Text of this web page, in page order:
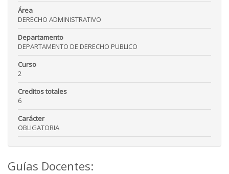
Área
DERECHO ADMINISTRATIVO
Departamento
DEPARTAMENTO DE DERECHO PUBLICO
Curso
2
Creditos totales
6
Carácter
OBLIGATORIA
Guías Docentes: